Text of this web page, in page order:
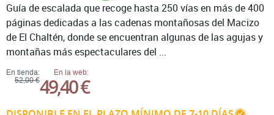
En tienda:
52,00 €
En la web:
49,40 €
Guía de escalada que recoge hasta 250 vías en más de 400
páginas dedicadas a las cadenas montañosas del Macizo
de El Chaltén, donde se encuentran algunas de las agujas y
montañas más espectaculares del ...